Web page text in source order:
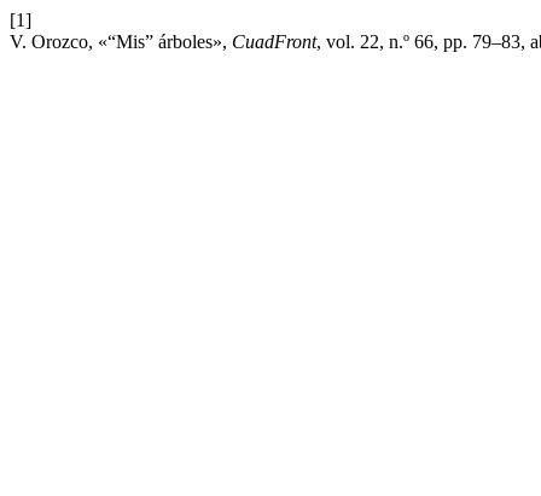
[1]
V. Orozco, «“Mis” árboles», CuadFront, vol. 22, n.º 66, pp. 79–83,